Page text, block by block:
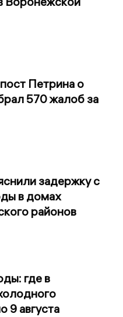
Петрина о
570 жалоб за
задержку с
в домах
районов
где в
9 августа